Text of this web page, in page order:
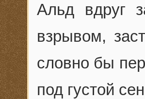
Альд вдруг
взрывом,
словно бы
под густой